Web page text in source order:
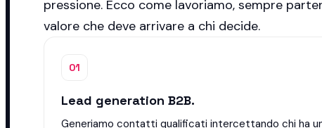
pressione. Ecco come lavoriamo, sempre
valore che deve arrivare a chi decide.
01
Lead generation B2B.
Generiamo contatti qualificati intercettando chi ha